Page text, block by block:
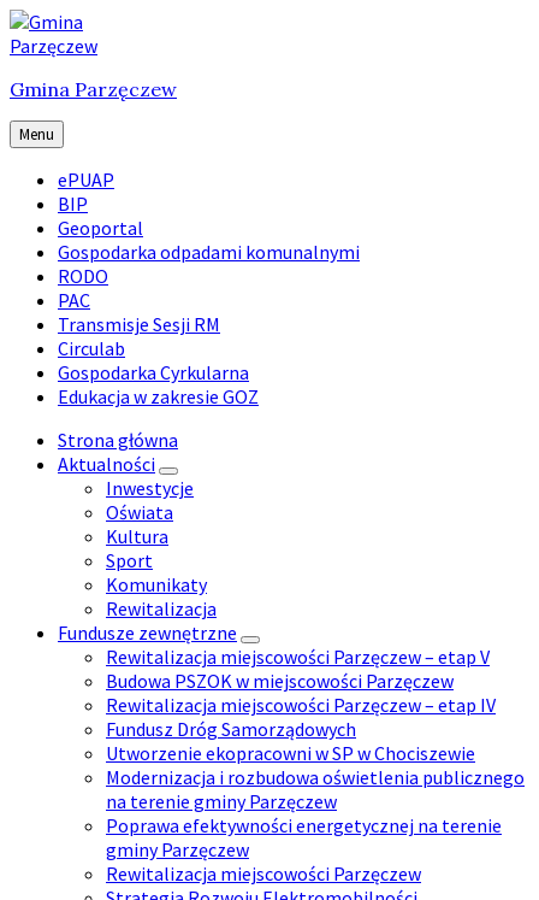
Skip
to
Skip
to
navigation
Skip
to
Gmina Parzęczew
Menu
ePUAP
BIP
Geoportal
Gospodarka odpadami komunalnymi
RODO
PAC
Transmisje Sesji RM
Circulab
Gospodarka Cyrkularna
Edukacja w zakresie GOZ
Strona główna
Aktualności
Inwestycje
Oświata
Kultura
Sport
Komunikaty
Rewitalizacja
Fundusze zewnętrzne
Rewitalizacja miejscowości Parzęczew – etap V
Budowa PSZOK w miejscowości Parzęczew
Rewitalizacja miejscowości Parzęczew – etap IV
Fundusz Dróg Samorządowych
Utworzenie ekopracowni w SP w Chociszewie
Modernizacja i rozbudowa oświetlenia publicznego
na terenie gminy Parzęczew
Poprawa efektywności energetycznej na terenie
gminy Parzęczew
Rewitalizacja miejscowości Parzęczew